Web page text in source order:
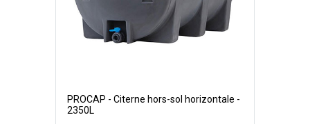
PROCAP - Citerne hors-sol horizontale -
2350L